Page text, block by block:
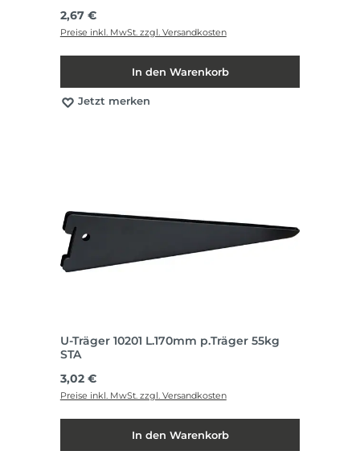
Regulärer Preis:
2,67 €
Preise inkl. MwSt. zzgl. Versandkosten
In den Warenkorb
Jetzt merken
U-Träger 10201 L.170mm p.Träger 55kg
STA
Regulärer Preis:
3,02 €
Preise inkl. MwSt. zzgl. Versandkosten
In den Warenkorb